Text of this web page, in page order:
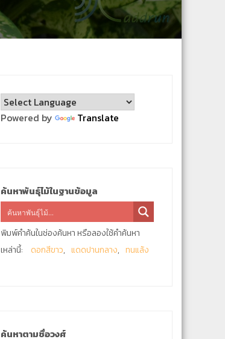
Powered by Translate
ค้นหาพันธุ์ไม้ในฐานข้อมูล
พิมพ์คำค้นในช่องค้นหา หรือลองใช้คำค้นหา
เหล่านี้:
ดอกสีขาว แดดปานกลาง ทนแล้ง
ค้นหาตามชื่อวงศ์